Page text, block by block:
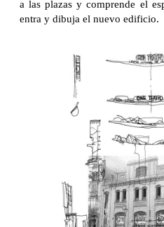
a las plazas y comprende el
entra y dibuja el nuevo edificio.